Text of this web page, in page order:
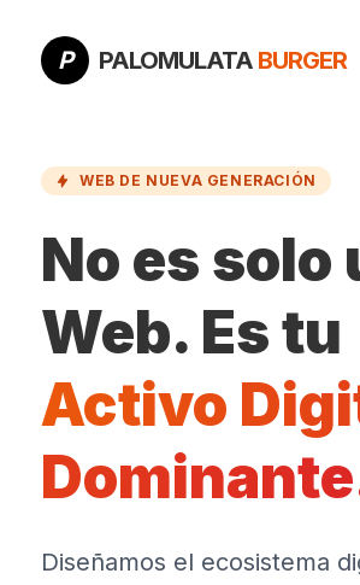
P PALOMULATA BURGER
WEB DE NUEVA GENERACIÓN
No es solo
Web. Es tu
Activo
Diseñamos el ecosistema